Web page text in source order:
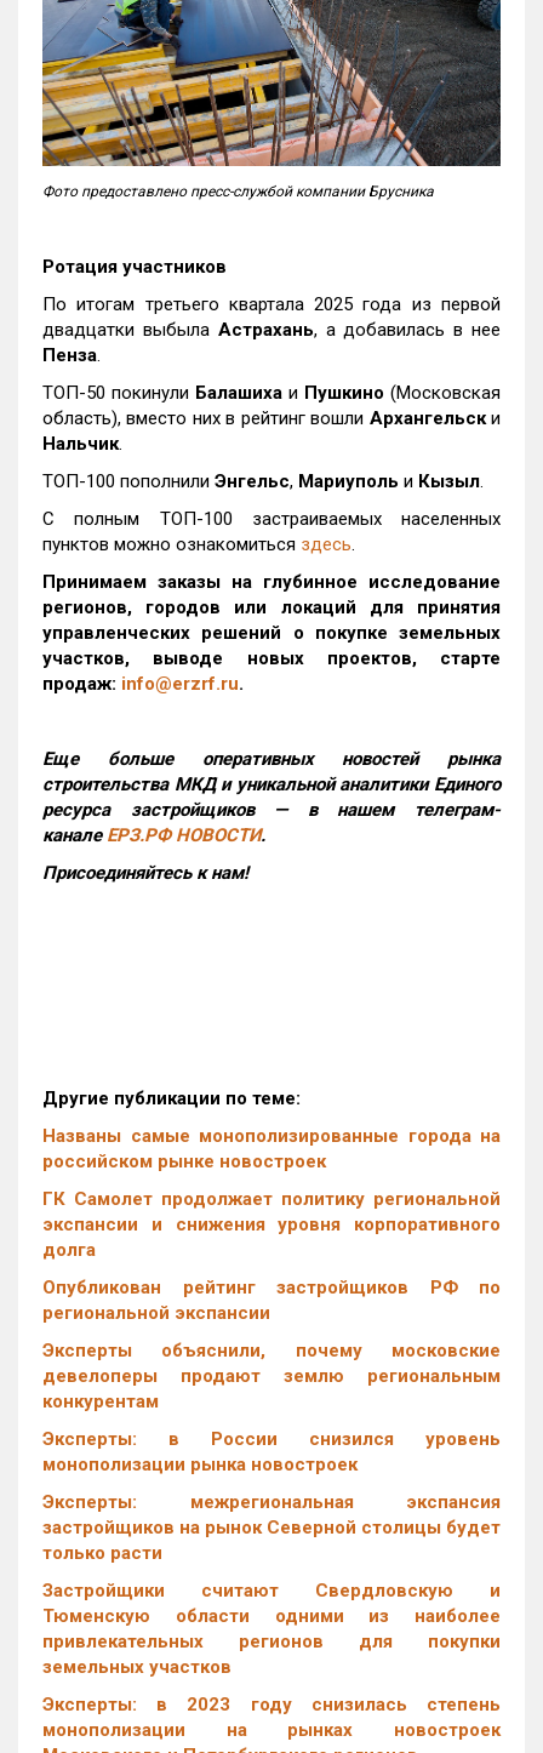
Фото предоставлено пресс-службой компании Брусника
Ротация участников
По итогам третьего квартала 2025 года из первой
двадцатки выбыла Астрахань, а добавилась в нее
Пенза.
ТОП-50 покинули Балашиха и Пушкино (Московская
область), вместо них в рейтинг вошли Архангельски
Нальчик.
ТОП-100 пополнили Энгельс, Мариуполь и Кызыл.
С полным ТОП-100 застраиваемых населенных
пунктов можно ознакомиться здесь.
Принимаем заказы на глубинное исследование
регионов, городов или локаций для принятия
управленческих решений о покупке земельных
участков, выводе новых проектов, старте
продаж: info@erzrf.ru.
Еще больше оперативных новостей рынка
строительства МКД и уникальной аналитики Единого
ресурса застройщиков — в нашем телеграм-
канале ЕРЗ.РФ НОВОСТИ.
Присоединяйтесь к нам!
Другие публикации по теме:
Названы самые монополизированные города на
российском рынке новостроек
ГК Самолет продолжает политику региональной
экспансии и снижения уровня корпоративного
долга
Опубликован рейтинг застройщиков РФ по
региональной экспансии
Эксперты объяснили, почему московские
девелоперы продают землю региональным
конкурентам
Эксперты: в России снизился уровень
монополизации рынка новостроек
Эксперты: межрегиональная экспансия
застройщиков на рынок Северной столицы будет
только расти
Застройщики считают Свердловскую и
Тюменскую области одними из наиболее
привлекательных регионов для покупки
земельных участков
Эксперты: в 2023 году снизилась степень
монополизации на рынках новостроек